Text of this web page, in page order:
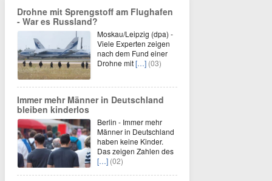
Drohne mit Sprengstoff am Flughafen
- War es Russland?
Moskau/Leipzig (dpa) -
Viele Experten zeigen
nach dem Fund einer
Drohne mit[…] (03)
Immer mehr Männer in Deutschland
bleiben kinderlos
Berlin - Immer mehr
Männer in Deutschland
haben keine Kinder.
Das zeigen Zahlen des
[…] (02)